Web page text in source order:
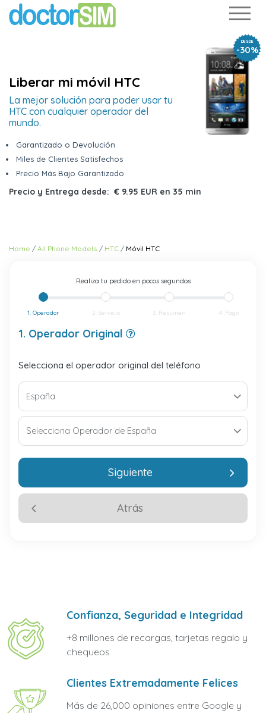
DESDE
-30%
Liberar mi móvil HTC
La mejor solución para poder usar tu
HTC con cualquier operador del
mundo.
Garantizado o Devolución
Miles de Clientes Satisfechos
Precio Más Bajo Garantizado
Precio y Entrega desde: € 9.95 EUR en 35 min
Home All Phone Models HTC Móvil HTC
Realiza tu pedido en pocos segundos
1. Operador 2. Servicio 3. Resumen 4. Pago
1. Operador Original
Selecciona el operador original del teléfono
Atrás
Siguiente
Confianza, Seguridad e Integridad
+8 millones de recargas, tarjetas regalo y
chequeos
Clientes Extremadamente Felices
Más de 26,000 opiniones entre Google y